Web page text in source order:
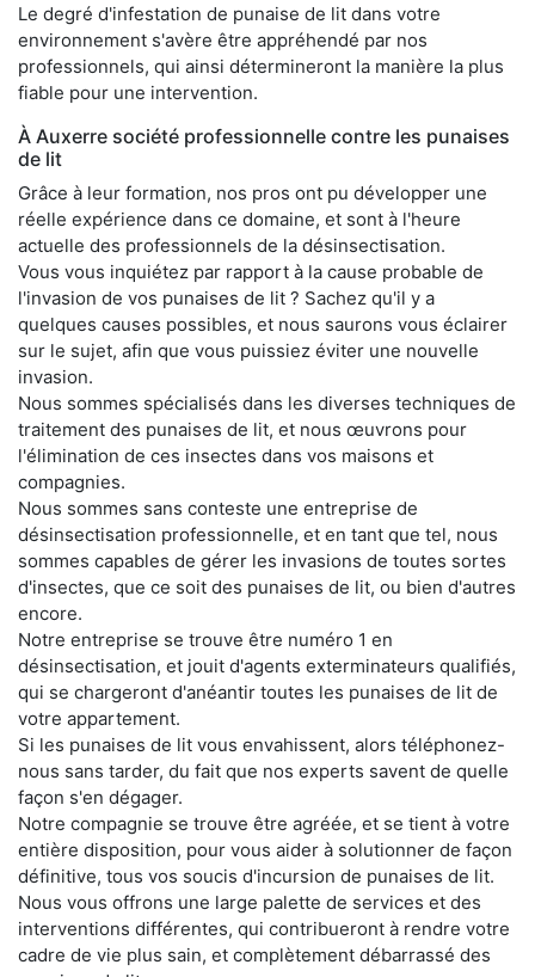
Le degré d'infestation de punaise de lit dans votre
environnement s'avère être appréhendé par nos
professionnels, qui ainsi détermineront la manière la plus
fiable pour une intervention.
À Auxerre société professionnelle contre les punaises
de lit
Grâce à leur formation, nos pros ont pu développer une
réelle expérience dans ce domaine, et sont à l'heure
actuelle des professionnels de la désinsectisation.
Vous vous inquiétez par rapport à la cause probable de
l'invasion de vos punaises de lit ? Sachez qu'il y a
quelques causes possibles, et nous saurons vous éclairer
sur le sujet, afin que vous puissiez éviter une nouvelle
invasion.
Nous sommes spécialisés dans les diverses techniques de
traitement des punaises de lit, et nous œuvrons pour
l'élimination de ces insectes dans vos maisons et
compagnies.
Nous sommes sans conteste une entreprise de
désinsectisation professionnelle, et en tant que tel, nous
sommes capables de gérer les invasions de toutes sortes
d'insectes, que ce soit des punaises de lit, ou bien d'autres
encore.
Notre entreprise se trouve être numéro 1 en
désinsectisation, et jouit d'agents exterminateurs qualifiés,
qui se chargeront d'anéantir toutes les punaises de lit de
votre appartement.
Si les punaises de lit vous envahissent, alors téléphonez-
nous sans tarder, du fait que nos experts savent de quelle
façon s'en dégager.
Notre compagnie se trouve être agréée, et se tient à votre
entière disposition, pour vous aider à solutionner de façon
définitive, tous vos soucis d'incursion de punaises de lit.
Nous vous offrons une large palette de services et des
interventions différentes, qui contribueront à rendre votre
cadre de vie plus sain, et complètement débarrassé des